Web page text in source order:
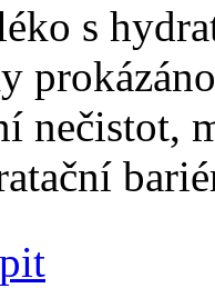
s
nečistot,